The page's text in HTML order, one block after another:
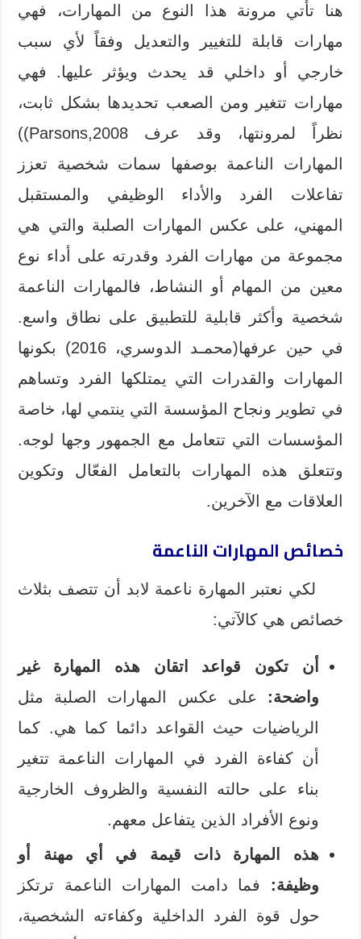
هنا تأتي مرونة هذا النوع من المهارات، فهي
مهارات قابلة للتغيير والتعديل وفقاً لأي سبب
خارجي أو داخلي قد يحدث ويؤثر عليها. فهي
مهارات تتغير ومن الصعب تحديدها بشكل ثابت،
نظراً لمرونتها، وقد عرف Parsons,2008))
المهارات الناعمة بوصفها سمات شخصية تعزز
تفاعلات الفرد والأداء الوظيفي والمستقبل
المهني، على عكس المهارات الصلبة والتي هي
مجموعة من مهارات الفرد وقدرته على أداء نوع
معين من المهام أو النشاط، فالمهارات الناعمة
شخصية وأكثر قابلية للتطبيق على نطاق واسع.
في حين عرفها(محمـد الدوسري، 2016) بكونها
المهارات والقدرات التي يمتلكها الفرد وتساهم
في تطوير ونجاح المؤسسة التي ينتمي لها، خاصة
المؤسسات التي تتعامل مع الجمهور وجها لوجه.
وتتعلق هذه المهارات بالتعامل الفعّال وتكوين
العلاقات مع الآخرين.
خصائص المهارات الناعمة
لكي نعتبر المهارة ناعمة لابد أن تتصف بثلاث
خصائص هي كالآتي:
أن تكون قواعد اتقان هذه المهارة غير
واضحة: على عكس المهارات الصلبة مثل
الرياضيات حيث القواعد دائما كما هي. كما
أن كفاءة الفرد في المهارات الناعمة تتغير
بناء على حالته النفسية والظروف الخارجية
ونوع الأفراد الذين يتفاعل معهم.
هذه المهارة ذات قيمة في أي مهنة أو
وظيفة:
فما دامت المهارات الناعمة ترتكز
حول قوة الفرد الداخلية وكفاءته الشخصية،